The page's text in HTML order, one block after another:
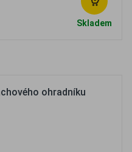
Skladem
ohradníku